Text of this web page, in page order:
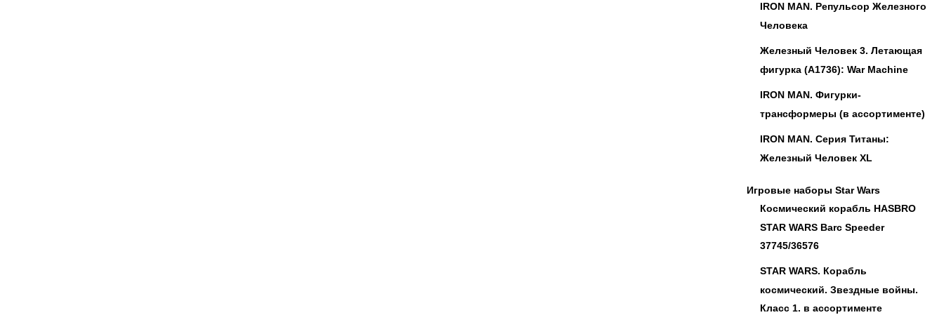
IRON MAN. Репульсор Железного
Человека
Железный Человек 3. Летающая
фигурка (A1736): War Machine
IRON MAN. Фигурки-
трансформеры (в ассортименте)
IRON MAN. Серия Титаны:
Железный Человек XL
Игровые наборы Star Wars
Космический корабль HASBRO
STAR WARS Barc Speeder
37745/36576
STAR WARS. Корабль
космический. Звездные войны.
Класс 1. в ассортименте